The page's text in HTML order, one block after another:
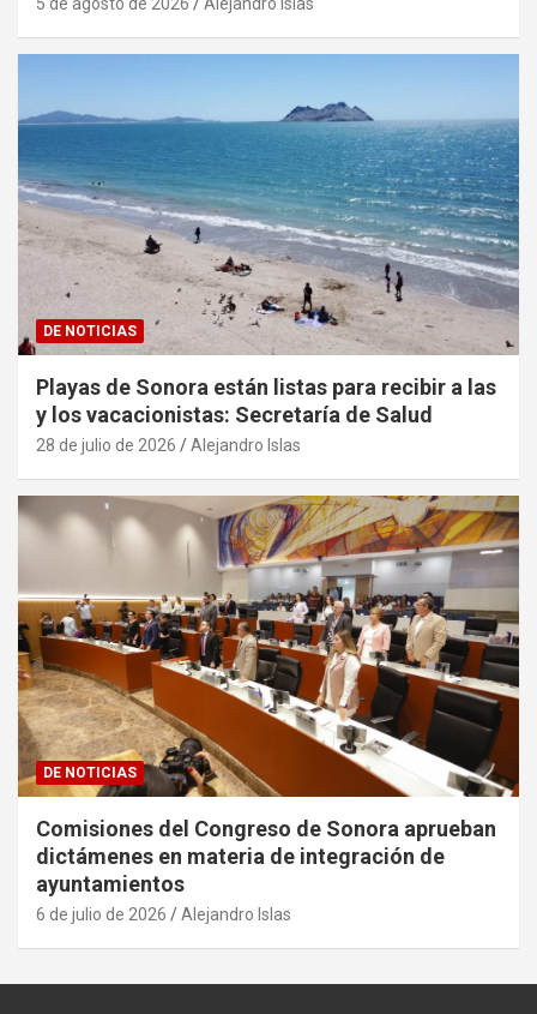
DE NOTICIAS
Playas de Sonora están listas para recibir a las
y los vacacionistas: Secretaría de Salud
28 de julio de 2026 Alejandro Islas
DE NOTICIAS
Comisiones del Congreso de Sonora aprueban
dictámenes en materia de integración de
ayuntamientos
6 de julio de 2026 Alejandro Islas